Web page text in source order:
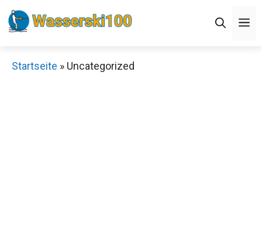
Zum
Inhalt
Startseite » Uncategorized